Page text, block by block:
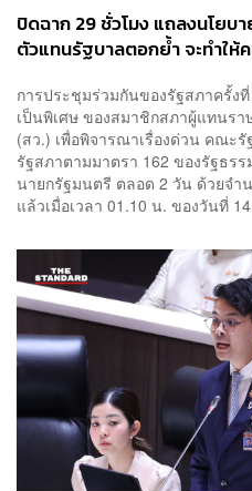
ปิดฉาก 29 ชั่วโมง แถลงนโยบ
ตัวแทนรัฐบาลตอกย้ำ จะทำให้
การประชุมร่วมกันของรัฐสภาครั้ง
เป็นพิเศษ ของสมาชิกสภาผู้แทนร
(สว.) เพื่อพิจารณาเรื่องด่วน คณะ
รัฐสภาตามมาตรา 162 ของรัฐธร
นายกรัฐมนตรี ตลอด 2 วัน ด้วยจำ
แล้วเมื่อเวลา 01.10 น. ของวันที่